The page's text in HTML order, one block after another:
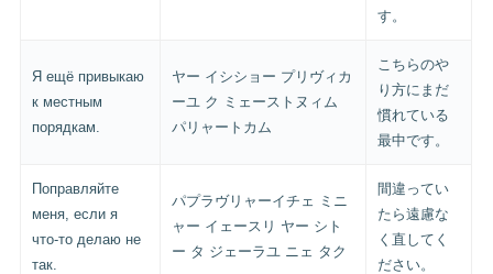
す。
Я ещё привыкаю
к местным
порядкам.
ヤー イシショー プリヴィカ
ーユ ク ミェーストヌィム
パリャートカム
こちらのや
り方にまだ
慣れている
最中です。
Поправляйте
меня, если я
что-то делаю не
так.
パプラヴリャーイチェ ミニ
ャー イェースリ ヤー シト
ー タ ジェーラユ ニェ タク
間違ってい
たら遠慮な
く直してく
ださい。